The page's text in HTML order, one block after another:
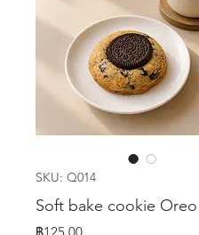
SKU: Q014
Soft bake cookie Oreo
ราคา